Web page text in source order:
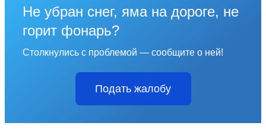
Не убран снег, яма на дороге, не
горит фонарь?
Столкнулись с проблемой — сообщите о ней!
Подать жалобу